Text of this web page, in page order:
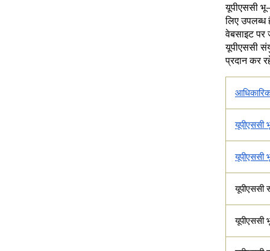
यूपीएससी
लिए उपलब्ध
वेबसाइट
यूपीएससी
प्रदान कर
यूपीएससी
यूपीएससी
यूपीएससी
यूपीएससी